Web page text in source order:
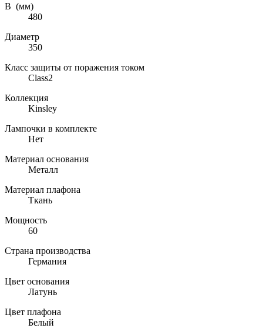
В (мм)
480
Диаметр
350
Класс защиты от поражения током
Class2
Коллекция
Kinsley
Лампочки в комплекте
Нет
Материал основания
Металл
Материал плафона
Ткань
Мощность
60
Страна производства
Германия
Цвет основания
Латунь
Цвет плафона
Белый